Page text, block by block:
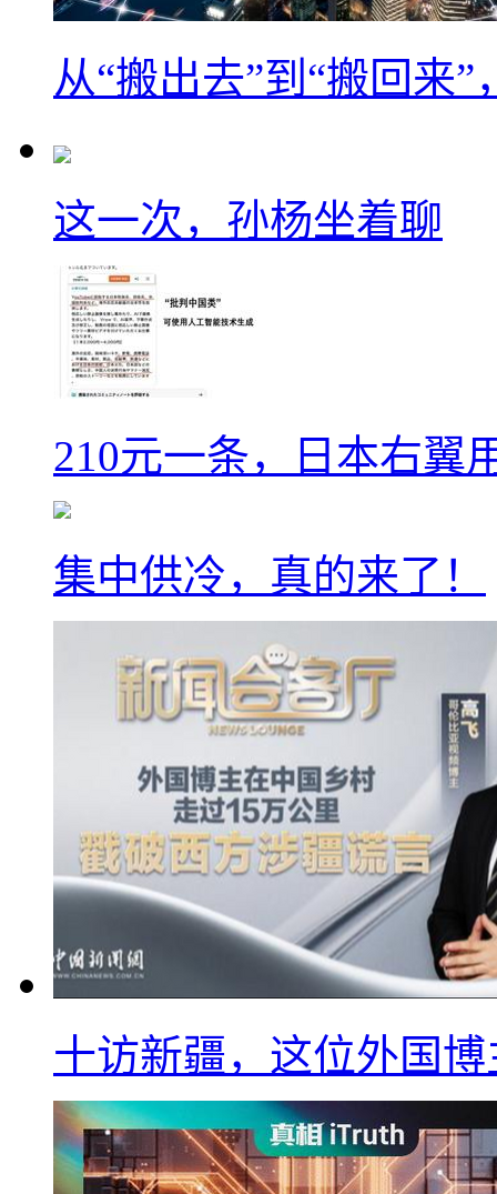
从“搬出去”到“搬回来
这一次，孙杨坐着聊
210元一条，日本右翼
集中供冷，真的来了！
十访新疆，这位外国